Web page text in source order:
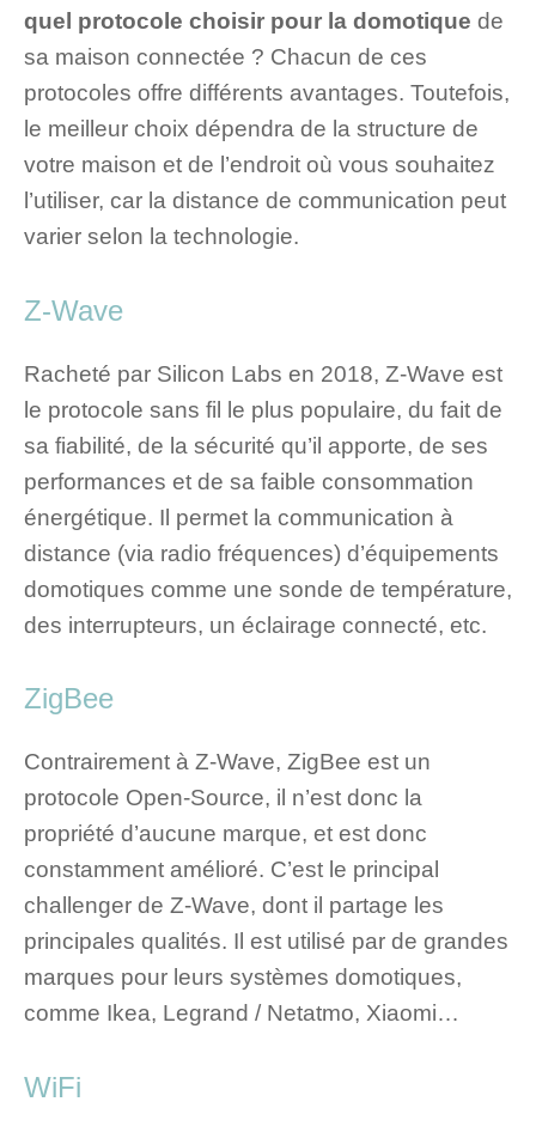
quel protocole choisir pour la domotique de
sa maison connectée ? Chacun de ces
protocoles offre différents avantages. Toutefois,
le meilleur choix dépendra de la structure de
votre maison et de l’endroit où vous souhaitez
l’utiliser, car la distance de communication peut
varier selon la technologie.
Z-Wave
Racheté par Silicon Labs en 2018, Z-Wave est
le protocole sans fil le plus populaire, du fait de
sa fiabilité, de la sécurité qu’il apporte, de ses
performances et de sa faible consommation
énergétique. Il permet la communication à
distance (via radio fréquences) d’équipements
domotiques comme une sonde de température,
des interrupteurs, un éclairage connecté, etc.
ZigBee
Contrairement à Z-Wave, ZigBee est un
protocole Open-Source, il n’est donc la
propriété d’aucune marque, et est donc
constamment amélioré. C’est le principal
challenger de Z-Wave, dont il partage les
principales qualités. Il est utilisé par de grandes
marques pour leurs systèmes domotiques,
comme Ikea, Legrand / Netatmo, Xiaomi…
WiFi